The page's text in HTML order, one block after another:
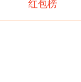
红包榜